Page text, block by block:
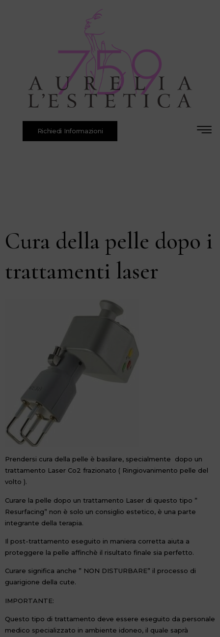
Richiedi Informazioni
Cura della pelle dopo i
trattamenti laser
Prendersi cura della pelle è basilare, specialmente dopo un
trattamento Laser Co2 frazionato ( Ringiovanimento pelle del
volto ).
Curare la pelle dopo un trattamento Laser di questo tipo ”
Resurfacing” non è solo un consiglio estetico, è una parte
integrante della terapia.
Il post-trattamento eseguito in maniera corretta aiuta a
proteggere la pelle affinchè il risultato finale sia perfetto.
Curare significa anche ” NON DISTURBARE” il processo di
guarigione della cute.
IMPORTANTE:
Questo tipo di trattamento deve essere eseguito da personale
medico specializzato in ambiente idoneo, il quale saprà